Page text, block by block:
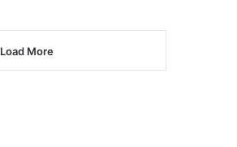
Load More